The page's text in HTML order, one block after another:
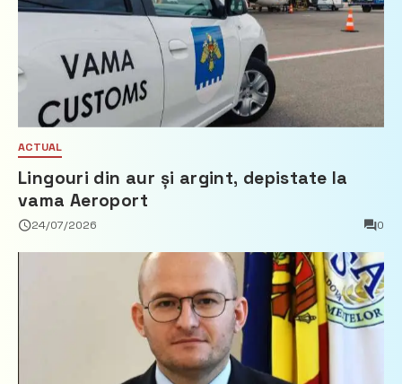
ACTUAL
Lingouri din aur și argint, depistate la
vama Aeroport
24/07/2026 0